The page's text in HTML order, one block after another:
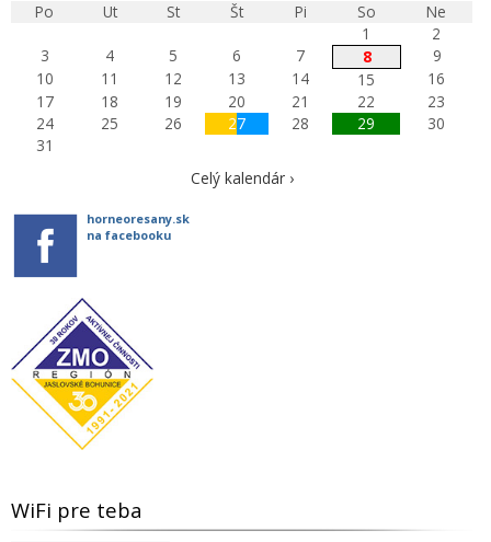
Po
Ut St Št Pi So
Ne
1
2
3
4 5 6 7 8
9
10
11 12 13 14 15
16
17
18 19 20 21 22
23
24
25 26 27 28 29
30
31
Celý kalendár ›
horneoresany.sk
na facebooku
WiFi pre teba